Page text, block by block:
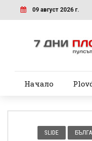
09 август 2026 г.
Начало
SLIDE